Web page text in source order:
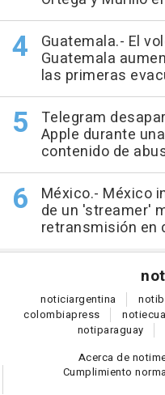
Guatemala.- El
Guatemala
las primeras
Telegram
Apple durante
contenido de
México.- México
de un 'streamer'
retransmisión en
noticiargentina noti
colombiapress noti
notiparaguay
Acerca de
Cumplimiento